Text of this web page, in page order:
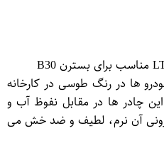
ها در رنگ طوسی در کارخانه
چادر ها در مقابل نفوظ آب و
آن نرم، لطیف و ضد خش می